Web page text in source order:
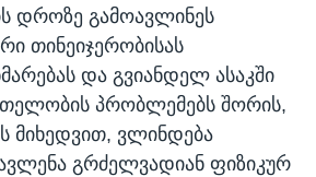
დროზე გამოავლინეს
თინეიჯერობისას
და გვიანდელ ასაკში
პრობლემებს შორის,
მიხედვით, ვლინდება
გრძელვადიან ფიზიკურ